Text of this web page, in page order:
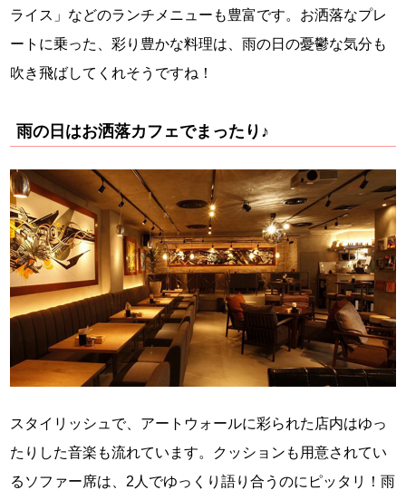
ライス」などのランチメニューも豊富です。お洒落なプレ
ートに乗った、彩り豊かな料理は、雨の日の憂鬱な気分も
吹き飛ばしてくれそうですね！
雨の日はお洒落カフェでまったり♪
スタイリッシュで、アートウォールに彩られた店内はゆっ
たりした音楽も流れています。クッションも用意されてい
るソファー席は、2人でゆっくり語り合うのにピッタリ！雨